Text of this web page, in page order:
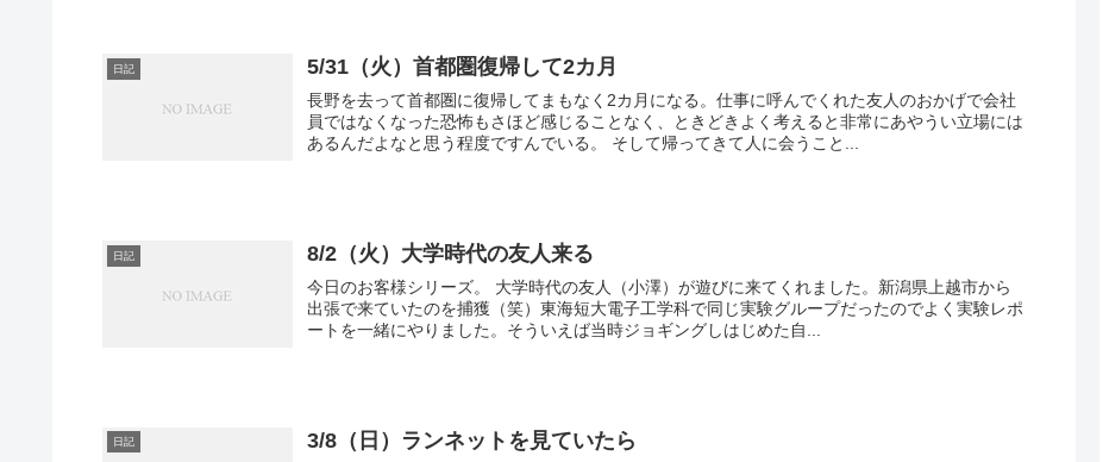
日記 5/31（火）首都圏復帰して2カ月
長野を去って首都圏に復帰してまもなく2カ月になる。仕事に呼んでくれた友人のおかげで会社
員ではなくなった恐怖もさほど感じることなく、ときどきよく考えると非常にあやうい立場には
あるんだよなと思う程度ですんでいる。 そして帰ってきて人に会うこと...
日記 8/2（火）大学時代の友人来る
今日のお客様シリーズ。 大学時代の友人（小澤）が遊びに来てくれました。新潟県上越市から
出張で来ていたのを捕獲（笑）東海短大電子工学科で同じ実験グループだったのでよく実験レポ
ートを一緒にやりました。そういえば当時ジョギングしはじめた自...
日記 3/8（日）ランネットを見ていたら